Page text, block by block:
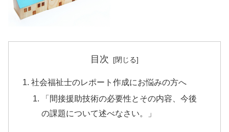
目次
社会福祉士のレポート作成にお悩みの方へ
「間接援助技術の必要性とその内容、今後
の課題について述べなさい。」